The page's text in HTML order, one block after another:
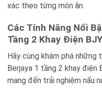
xác theo từng món ăn.
Các Tính Năng Nổi
Tầng 2 Khay Điện
Hãy cùng khám phá
Berjaya 1 tầng 2 khay điện
mang đến trải nghiệm nấu